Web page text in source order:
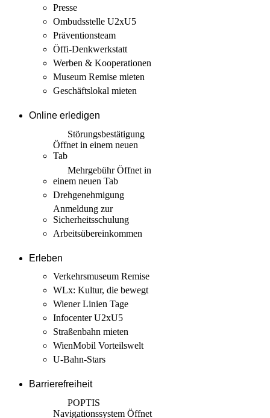
Presse
Ombudsstelle U2xU5
Präventionsteam
Öffi-Denkwerkstatt
Werben & Kooperationen
Museum Remise mieten
Geschäftslokal mieten
Online erledigen
Störungs­bestätigung
Öffnet in einem neuen
Tab
MehrgebührÖffnet in
einem neuen Tab
Drehgenehmigung
Anmeldung zur
Sicherheits­schulung
Arbeits­übereinkommen
Erleben
Verkehrsmuseum Remise
WLx: Kultur, die bewegt
Wiener Linien Tage
Infocenter U2xU5
Straßenbahn mieten
WienMobil Vorteilswelt
U-Bahn-Stars
Barrierefreiheit
POPTIS
Navigationssystem Öffnet